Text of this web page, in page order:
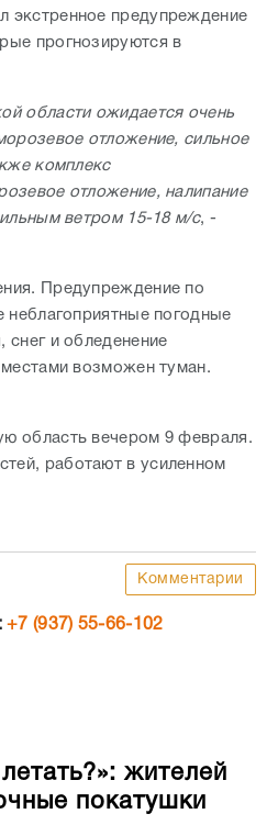
экстренное предупреждение
прогнозируются в
области ожидается очень
отложение, сильное
комплекс
отложение, налипание
ветром 15-18 м/с, -
Предупреждение по
неблагоприятные погодные
снег и обледенение
возможен туман.
область вечером 9 февраля.
работают в усиленном
Комментарии
+7 (937) 55-66-102
жителей
покатушки